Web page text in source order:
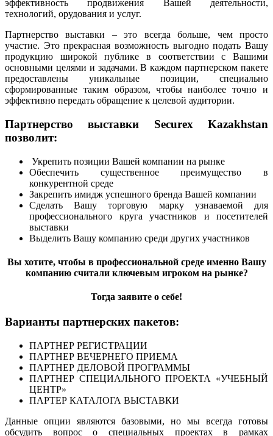
эффективность продвижения Вашей деятельности,
технологий, орудования и услуг.
Партнерство выставки – это всегда больше, чем просто
участие. Это прекрасная возможность выгодно подать Вашу
продукцию широкой публике в соответствии с Вашими
основными целями и задачами. В каждом партнерском пакете
предоставлены уникальные позиции, специально
сформированные таким образом, чтобы наиболее точно и
эффективно передать обращение к целевой аудитории.
Партнерство выставки Securex Kazakhstan
позволит:
Укрепить позиции Вашей компании на рынке
Обеспечить существенное преимущество в
конкурентной среде
Закрепить имидж успешного бренда Вашей компании
Сделать Вашу торговую марку узнаваемой для
профессионального круга участников и посетителей
выставки
Выделить Вашу компанию среди других участников
Вы хотите, чтобы в профессиональной среде именно Вашу
компанию считали ключевым игроком на рынке?
Тогда заявите о себе!
Варианты партнерских пакетов:
ПАРТНЕР РЕГИСТРАЦИИ
ПАРТНЕР ВЕЧЕРНЕГО ПРИЕМА
ПАРТНЕР ДЕЛОВОЙ ПРОГРАММЫ
ПАРТНЕР СПЕЦИАЛЬНОГО ПРОЕКТА «УЧЕБНЫЙ
ЦЕНТР»
ПАРТЕР КАТАЛОГА ВЫСТАВКИ
Данные опции являются базовыми, но мы всегда готовы
обсудить вопрос о специальных проектах в рамках